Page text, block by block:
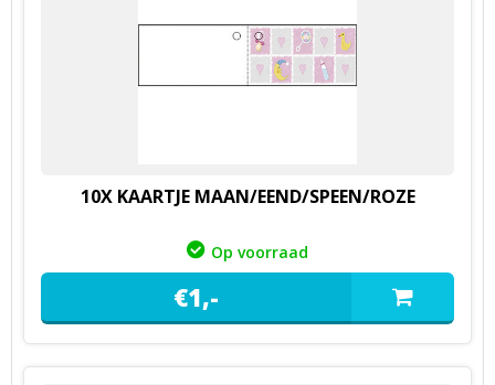
10X KAARTJE MAAN/EEND/SPEEN/ROZE
Op voorraad
€1,-